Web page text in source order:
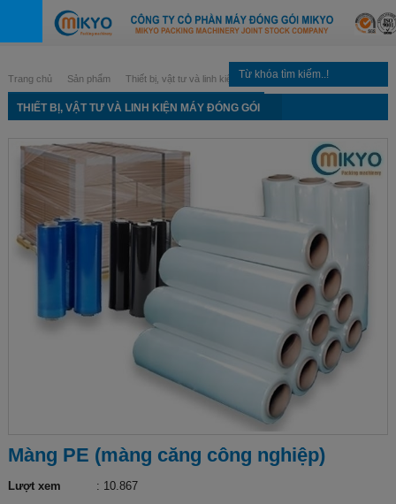
Trang chủ Sản phẩm Thiết bị, vật tư và linh kiện máy đóng gói
THIẾT BỊ, VẬT TƯ VÀ LINH KIỆN MÁY ĐÓNG GÓI
Màng PE (màng căng công nghiệp)
Lượt xem
: 10.867